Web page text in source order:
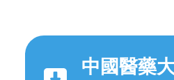
中國醫藥